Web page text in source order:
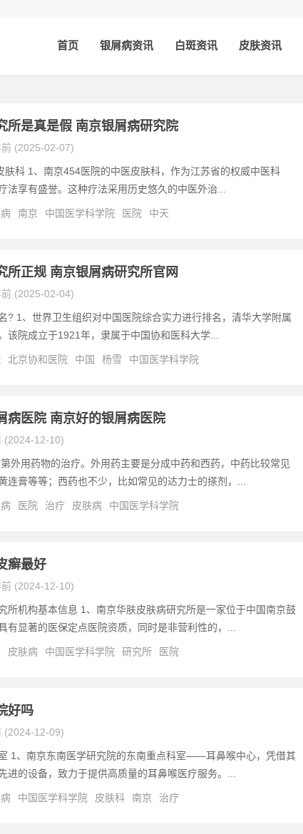
首页 银屑病资讯 白斑资讯 皮肤资讯
所是真是假 南京银屑病研究院
前 (2025-02-07)
肤科 1、南京454医院的中医皮肤科，作为江苏省的权威中医科
法享有盛誉。这种疗法采用历史悠久的中医外治...
南京 中国医学科学院 医院 中天
所正规 南京银屑病研究所官网
前 (2025-02-04)
? 1、世界卫生组织对中国医院综合实力进行排名，清华大学附属
该院成立于1921年，隶属于中国协和医科大学...
北京协和医院 中国 杨雪 中国医学科学院
病医院 南京好的银屑病医院
(2024-12-10)
外用药物的治疗。外用药主要是分成中药和西药，中药比较常见
连膏等等；西药也不少，比如常见的达力士的搽剂，...
医院 治疗 皮肤病 中国医学科学院
癣最好
前 (2024-12-10)
所机构基本信息 1、南京华肤皮肤病研究所是一家位于中国南京鼓
有显著的医保定点医院资质，同时是非营利性的，...
皮肤病 中国医学科学院 研究所 医院
好吗
(2024-12-09)
1、南京东南医学研究院的东南重点科室——耳鼻喉中心，凭借其
进的设备，致力于提供高质量的耳鼻喉医疗服务。...
中国医学科学院 皮肤科 南京 治疗